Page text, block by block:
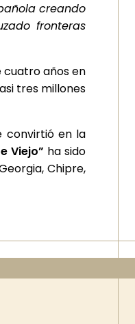
creando
fronteras
cuatro años en
tres millones
convirtió en la
Viejo” ha sido
Chipre,